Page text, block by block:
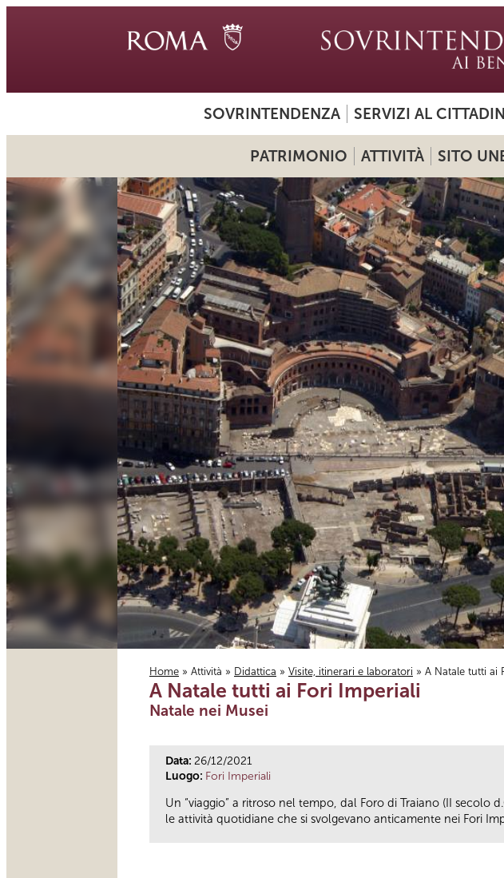
SOVRINTENDENZA SERVIZI AL
PATRIMONIO ATTIVITÀ SITO
Tu sei qui
Home » Attività » Didattica » Visite, itinerari e laboratori » A Natale tutti ai
A Natale tutti ai Fori Imperiali
Natale nei Musei
Data: 26/12/2021
Luogo: Fori Imperiali
Un “viaggio” a ritroso nel tempo, dal Foro di Traiano (II secolo
le attività quotidiane che si svolgevano anticamente nei Fori